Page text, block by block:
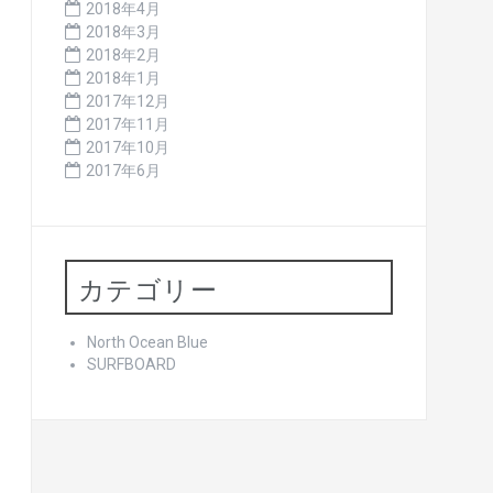
2018年4月
2018年3月
2018年2月
2018年1月
2017年12月
2017年11月
2017年10月
2017年6月
カテゴリー
North Ocean Blue
SURFBOARD